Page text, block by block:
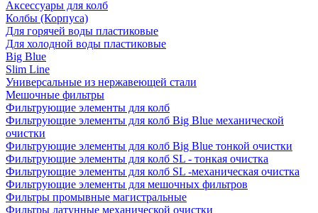
Аксессуары для колб
Колбы (Корпуса)
Для горячей воды пластиковые
Для холодной воды пластиковые
Big Blue
Slim Line
Универсальные из нержавеющей стали
Мешочные фильтры
Фильтрующие элементы для колб
Фильтрующие элементы для колб Big Blue механической
очистки
Фильтрующие элементы для колб Big Blue тонкой очистки
Фильтрующие элементы для колб SL - тонкая очистка
Фильтрующие элементы для колб SL -механическая очистка
Фильтрующие элементы для мешочных фильтров
Фильтры промывные магистральные
Фильтры латунные механической очистки